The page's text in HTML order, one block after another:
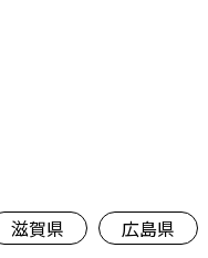
滋賀県 広島県